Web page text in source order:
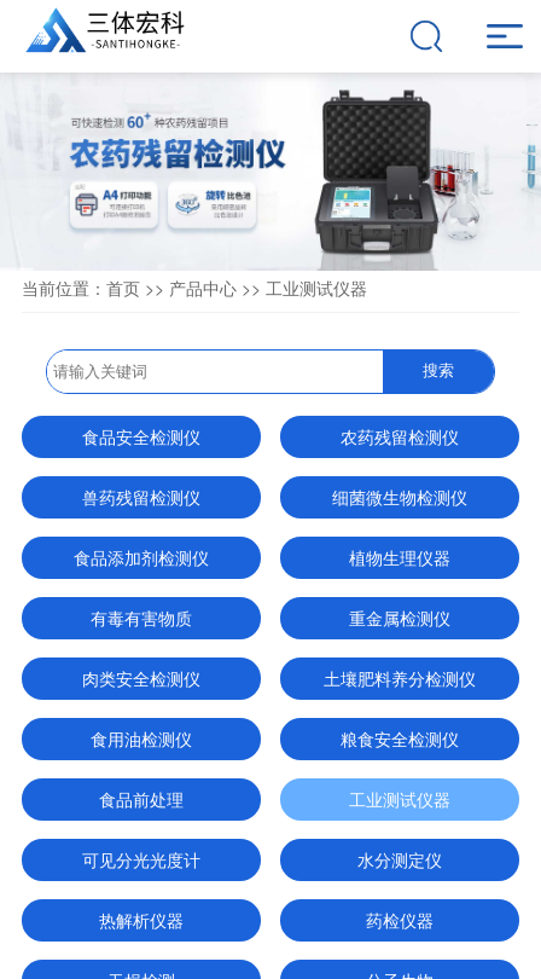
当前位置： 首页>> 产品中心>> 工业测试仪器
搜索
食品安全检测仪 农药残留检测仪
兽药残留检测仪 细菌微生物检测仪
食品添加剂检测仪 植物生理仪器
有毒有害物质 重金属检测仪
肉类安全检测仪 土壤肥料养分检测仪
食用油检测仪 粮食安全检测仪
食品前处理 工业测试仪器
可见分光光度计 水分测定仪
热解析仪器 药检仪器